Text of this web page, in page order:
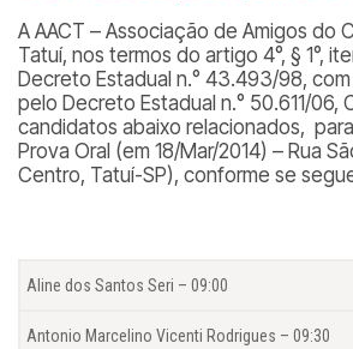
A AACT – Associação de Amigos do
Tatuí, nos termos do artigo 4°, § 1°,
Decreto Estadual n.° 43.493/98,
pelo Decreto Estadual n.° 50.611/06,
candidatos abaixo relacionados,
Prova Oral (em 18/Mar/2014) – Rua
Centro, Tatuí-SP), conforme se
Aline dos Santos Seri – 09:00
Antonio Marcelino Vicenti Rodrigues – 09:30